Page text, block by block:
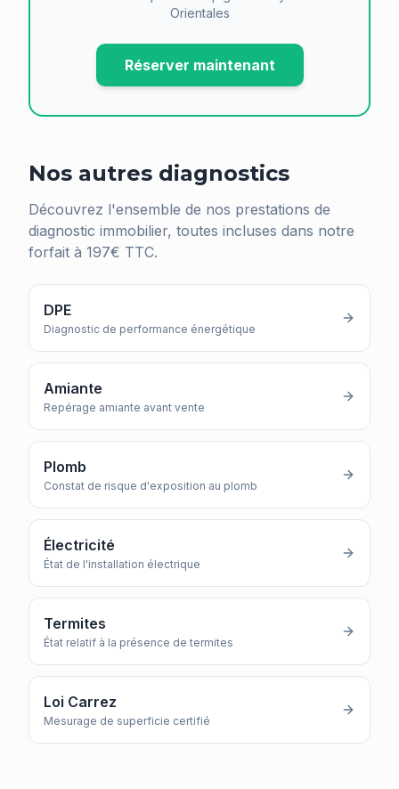
Orientales
Réserver maintenant
Nos autres diagnostics
Découvrez l'ensemble de nos prestations de
diagnostic immobilier, toutes incluses dans notre
forfait à 197€ TTC.
DPE
Diagnostic de performance énergétique
Amiante
Repérage amiante avant vente
Plomb
Constat de risque d'exposition au plomb
Électricité
État de l'installation électrique
Termites
État relatif à la présence de termites
Loi Carrez
Mesurage de superficie certifié